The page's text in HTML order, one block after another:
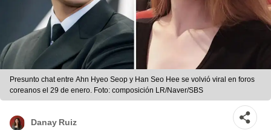
Presunto chat entre Ahn Hyeo Seop y Han Seo Hee se volvió viral en foros
coreanos el 29 de enero. Foto: composición LR/Naver/SBS
Danay Ruiz